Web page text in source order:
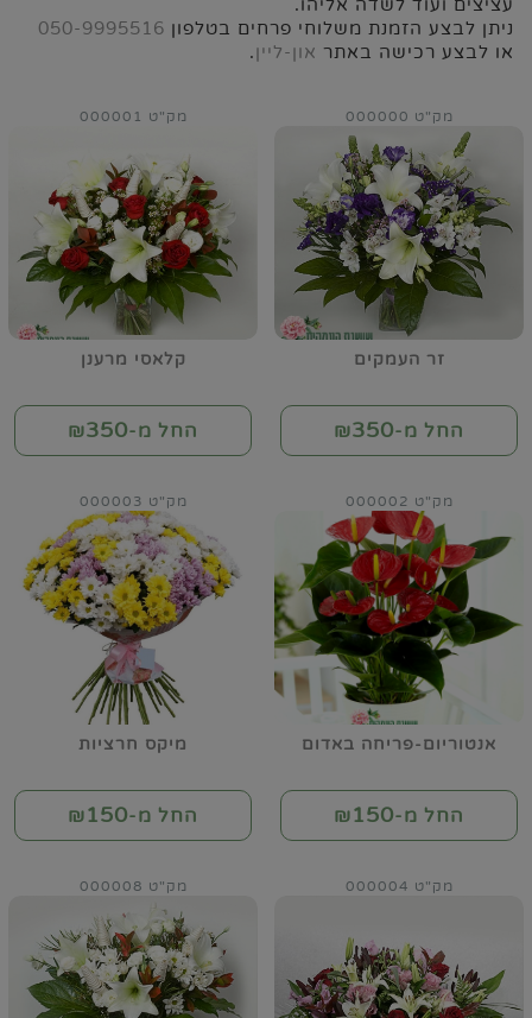
עציצים ועוד לשדה אליהו.
ניתן לבצע הזמנת משלוחי פרחים בטלפון 050-9995516
או לבצע רכישה באתר און-ליין.
זר העמקים
מק"ט 000000
החל מ-₪350
קלאסי מרענן
מק"ט 000001
החל מ-₪350
אנטוריום-פריחה באדום
מק"ט 000002
החל מ-₪150
מיקס חרציות
מק"ט 000003
החל מ-₪150
מק"ט 000004 מק"ט 000008